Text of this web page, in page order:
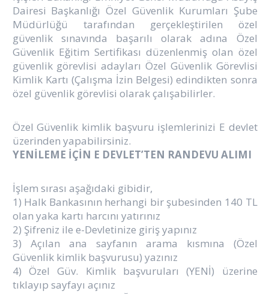
Dairesi Başkanlığı Özel Güvenlik Kurumları Şube
Müdürlüğü tarafından gerçekleştirilen özel
güvenlik sınavında başarılı olarak adına Özel
Güvenlik Eğitim Sertifikası düzenlenmiş olan özel
güvenlik görevlisi adayları Özel Güvenlik Görevlisi
Kimlik Kartı (Çalışma İzin Belgesi) edindikten sonra
özel güvenlik görevlisi olarak çalışabilirler.
Özel Güvenlik kimlik başvuru işlemlerinizi E devlet
üzerinden yapabilirsiniz.
YENİLEME İÇİN E DEVLET’TEN RANDEVU ALIMI
İşlem sırası aşağıdaki gibidir,
1) Halk Bankasının herhangi bir şubesinden 140 TL
olan yaka kartı harcını yatırınız
2) Şifreniz ile e-Devletinize giriş yapınız
3) Açılan ana sayfanın arama kısmına (Özel
Güvenlik kimlik başvurusu) yazınız
4) Özel Güv. Kimlik başvuruları (YENİ) üzerine
tıklayıp sayfayı açınız